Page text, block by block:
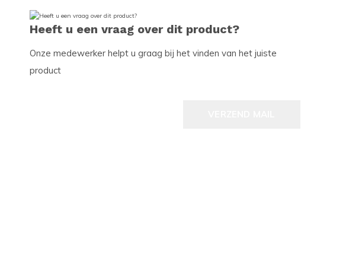
Heeft u een vraag over dit product?
Onze medewerker helpt u graag bij het vinden van het juiste
product